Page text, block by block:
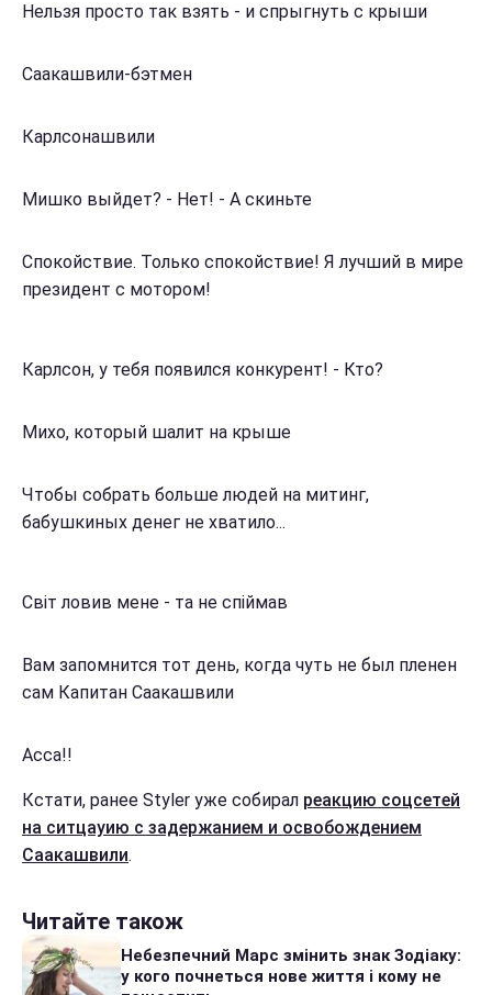
Нельзя просто так взять - и спрыгнуть с крыши
Саакашвили-бэтмен
Карлсонашвили
Мишко выйдет? - Нет! - А скиньте
Спокойствие. Только спокойствие! Я лучший в мире
президент с мотором!
Карлсон, у тебя появился конкурент! - Кто?
Михо, который шалит на крыше
Чтобы собрать больше людей на митинг,
бабушкиных денег не хватило...
Світ ловив мене - та не спіймав
Вам запомнится тот день, когда чуть не был пленен
сам Капитан Саакашвили
Асса!!
Кстати, ранее Styler уже собирал реакцию соцсетей
на ситцауию с задержанием и освобождением
Саакашвили.
Читайте також
Небезпечний Марс змінить знак Зодіаку:
у кого почнеться нове життя і кому не